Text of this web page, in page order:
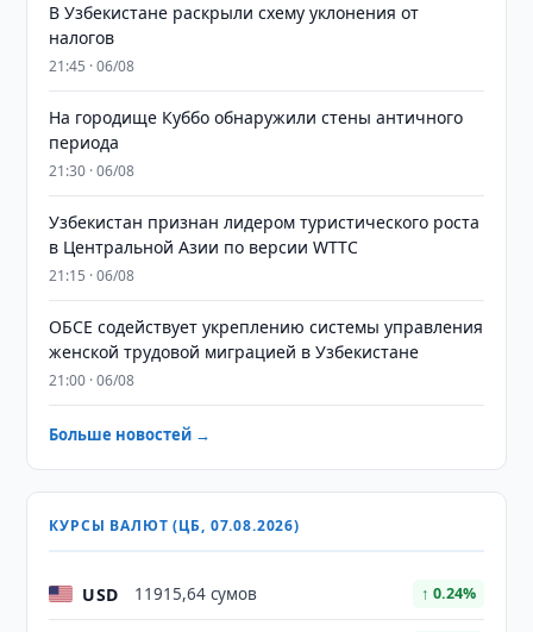
В Узбекистане раскрыли схему уклонения от
налогов
21:45 · 06/08
На городище Куббо обнаружили стены античного
периода
21:30 · 06/08
Узбекистан признан лидером туристического роста
в Центральной Азии по версии WTTC
21:15 · 06/08
ОБСЕ содействует укреплению системы управления
женской трудовой миграцией в Узбекистане
21:00 · 06/08
Больше новостей →
КУРСЫ ВАЛЮТ (ЦБ, 07.08.2026)
USD 11915,64 сумов ↑ 0.24%